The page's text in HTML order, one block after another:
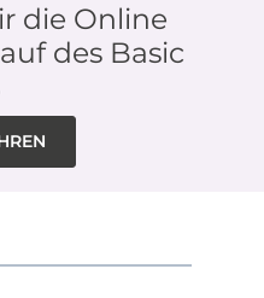
die Online
des Basic